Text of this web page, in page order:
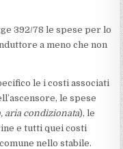
392/78 le spese per lo
a meno che non
le i costi associati
le spese
aria condizionata), le
e tutti quei costi
nello stabile.